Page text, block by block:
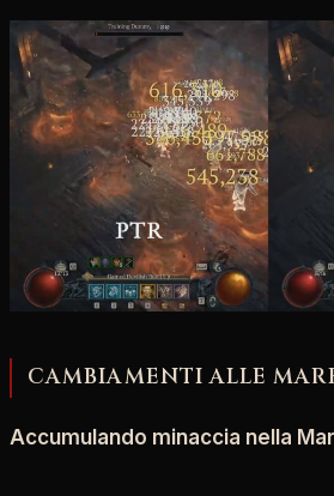
CAMBIAMENTI ALLE
Accumulando minaccia nella